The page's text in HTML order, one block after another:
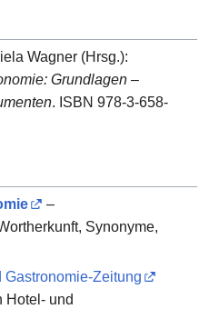
Wagner (Hrsg.):
Grundlagen –
. ISBN 978-3-658-
–
Synonyme,
Zeitung
Hotel- und